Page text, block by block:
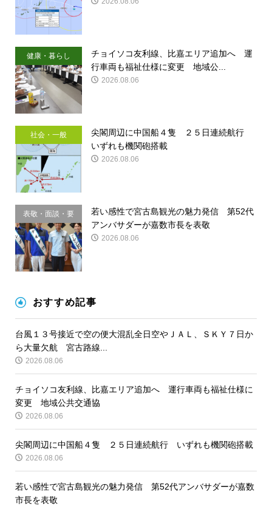
健康・暮らし
チョイソコ友利線、比嘉エリア追加へ 運
行車両も福祉仕様に変更 地域公...
2026.08.06
社会・一般
尖閣周辺に中国船４隻 ２５日連続航行
いずれも機関砲搭載
2026.08.06
表敬・面談・要
請
若い感性で宮古島観光の魅力発信 第52代
アンバサダーが嘉数市長を表敬
2026.08.06
おすすめ記事
台風１３号接近で空の便大混乱全日空やＪＡＬ、ＳＫＹ７日か
ら大量欠航 宮古路線...
2026.08.06
チョイソコ友利線、比嘉エリア追加へ 運行車両も福祉仕様に
変更 地域公共交通協
2026.08.06
尖閣周辺に中国船４隻 ２５日連続航行 いずれも機関砲搭載
2026.08.06
若い感性で宮古島観光の魅力発信 第52代アンバサダーが嘉数
市長を表敬